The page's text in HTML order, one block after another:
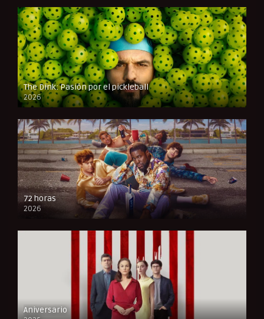
The Dink: Pasión por el pickleball
2026
FULL HD
72 horas
2026
FULL HD
Aniversario